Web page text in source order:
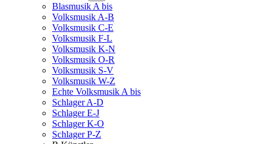
Blasmusik A bis
Volksmusik A-B
Volksmusik C-E
Volksmusik F-L
Volksmusik K-N
Volksmusik O-R
Volksmusik S-V
Volksmusik W-Z
Echte Volksmusik A bis
Schlager A-D
Schlager E-J
Schlager K-O
Schlager P-Z